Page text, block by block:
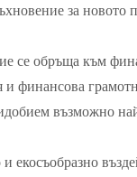
за новото
се обръща към
и финансова
възможно
екосъобразно